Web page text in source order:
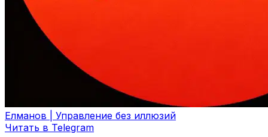
Елманов | Управление без иллюзий
Читать в Telegram